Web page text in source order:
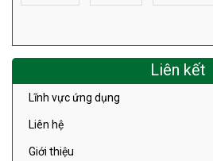
Liên kết
Liên hệ
Giới thiệu